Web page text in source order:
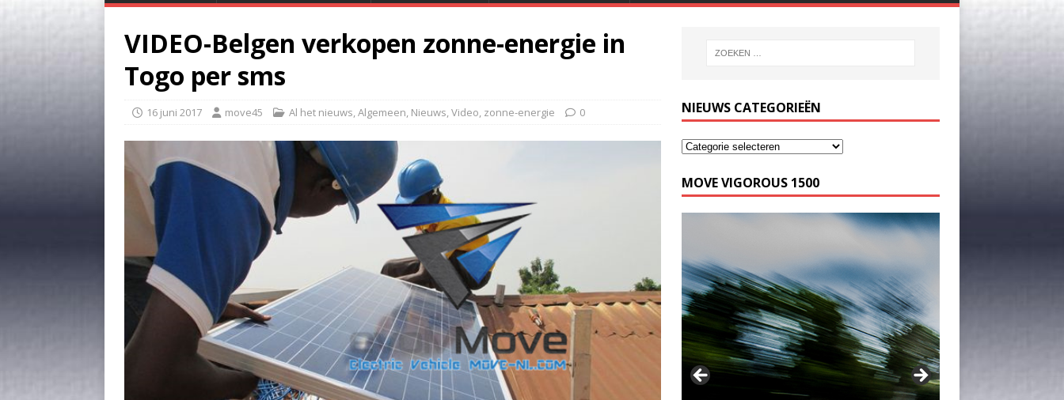
VIDEO-Belgen verkopen zonne-energie in
Togo per sms
16 juni 2017 move45 Al het nieuws,Algemeen, Nieuws,Video, zonne-energie 0 NIEUWS CATEGORIEËN
MOVE VIGOROUS 1500